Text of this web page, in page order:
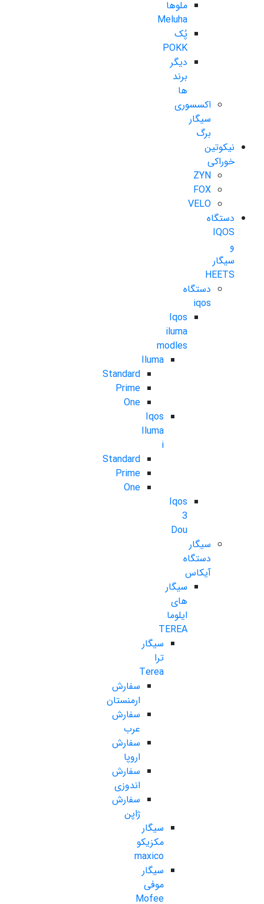
ملوها
Meluha
پُک
POKK
دیگر
برند
ها
اکسسوری
سیگار
برگ
نیکوتین
خوراکی
ZYN
FOX
VELO
دستگاه
IQOS
و
سیگار
HEETS
دستگاه
iqos
Iqos
iluma
modles
Iluma
Standard
Prime
One
Iqos
Iluma
i
Standard
Prime
One
Iqos
3
Dou
سیگار
دستگاه
آیکاس
سیگار
های
ایلوما
TEREA
سیگار
ترا
Terea
سفارش
ارمنستان
سفارش
عرب
سفارش
اروپا
سفارش
اندوزی
سفارش
ژاپن
سیگار
مکزیکو
maxico
سیگار
موفی
Mofee